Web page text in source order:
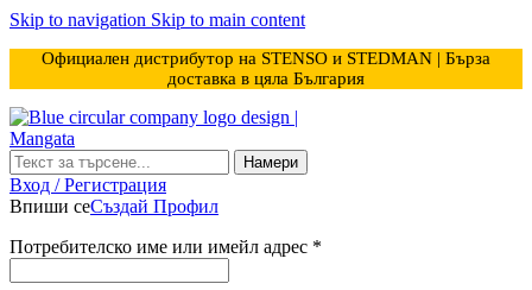
Skip to navigation Skip to main content
Официален дистрибутор на STENSO и STEDMAN | Бърза
доставка в цяла България
Намери
Вход / Регистрация
Впиши сеСъздай Профил
Потребителско име или имейл адрес *